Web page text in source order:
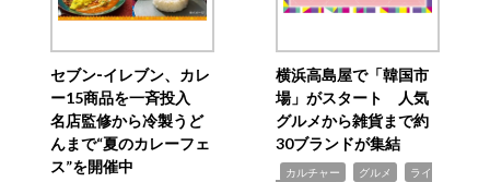
セブン‐イレブン、カレ
ー15商品を一斉投入
名店監修から冷製うど
んまで“夏のカレーフェ
ス”を開催中
横浜高島屋で「韓国市
場」がスタート 人気
グルメから雑貨まで約
30ブランドが集結
カルチャー グルメ
ライ